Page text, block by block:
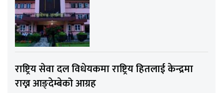
राष्ट्रिय सेवा दल विधेयकमा राष्ट्रिय हितलाई केन्द्रमा
राख्न आङ्देम्बेको आग्रह